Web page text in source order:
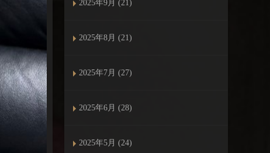
2025年9月 (21)
2025年8月 (21)
2025年7月 (27)
2025年6月 (28)
2025年5月 (24)